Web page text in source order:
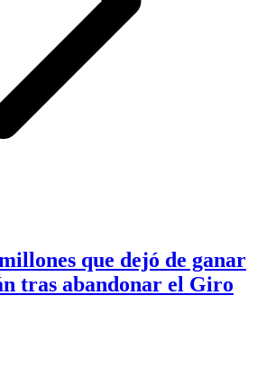
que dejó de ganar
tras abandonar el Giro